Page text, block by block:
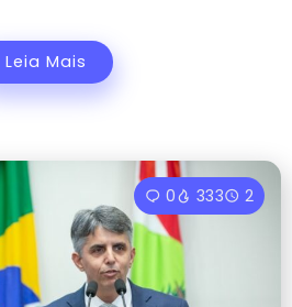
Leia Mais
0 333 2